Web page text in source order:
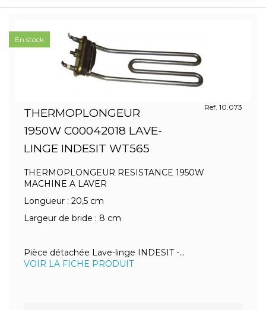
THERMOPLONGEUR
1950W C00042018 LAVE-
LINGE INDESIT WT565
Ref. 10.073
THERMOPLONGEUR RESISTANCE 1950W
MACHINE A LAVER
Longueur : 20,5 cm
Largeur de bride : 8 cm
Pièce détachée Lave-linge INDESIT -...
VOIR LA FICHE PRODUIT
En stock